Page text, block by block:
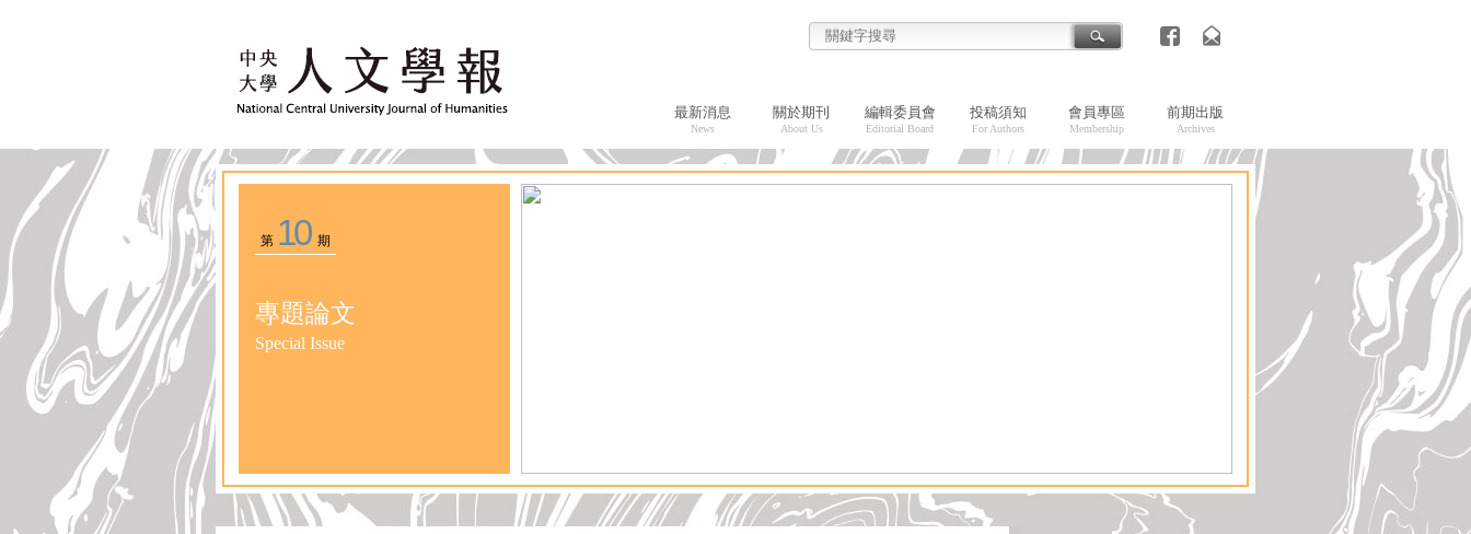
最新消息
News
關於期刊
About Us
編輯委員會
Editorial Board
投稿須知
For Authors
會員專區
Membership
前期出版
Archives
第 10期
專題論文
Special Issue